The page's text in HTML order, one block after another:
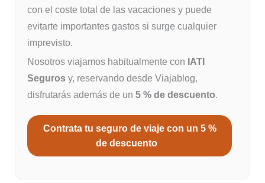
con el coste total de las vacaciones y puede
evitarte importantes gastos si surge cualquier
imprevisto.
Nosotros viajamos habitualmente con IATI
Segurosy, reservando desde Viajablog,
disfrutarás además de un 5 % de descuento.
Contrata tu seguro de viaje con un 5 %
de descuento